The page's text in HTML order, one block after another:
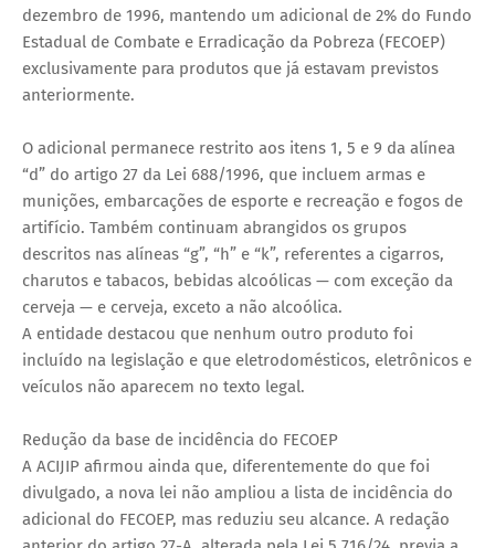
dezembro de 1996, mantendo um adicional de 2% do Fundo
Estadual de Combate e Erradicação da Pobreza (FECOEP)
exclusivamente para produtos que já estavam previstos
anteriormente.
O adicional permanece restrito aos itens 1, 5 e 9 da alínea
“d” do artigo 27 da Lei 688/1996, que incluem armas e
munições, embarcações de esporte e recreação e fogos de
artifício. Também continuam abrangidos os grupos
descritos nas alíneas “g”, “h” e “k”, referentes a cigarros,
charutos e tabacos, bebidas alcoólicas — com exceção da
cerveja — e cerveja, exceto a não alcoólica.
A entidade destacou que nenhum outro produto foi
incluído na legislação e que eletrodomésticos, eletrônicos e
veículos não aparecem no texto legal.
Redução da base de incidência do FECOEP
A ACIJIP afirmou ainda que, diferentemente do que foi
divulgado, a nova lei não ampliou a lista de incidência do
adicional do FECOEP, mas reduziu seu alcance. A redação